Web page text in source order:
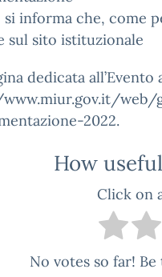
si informa che, come
sul sito istituzionale
dedicata all’Evento
web/
2022.
How
Click on
No votes so far!